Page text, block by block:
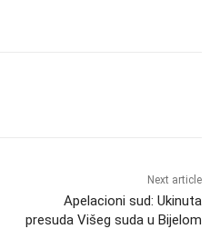
Next article
Apelacioni sud: Ukinuta
presuda Višeg suda u Bijelom